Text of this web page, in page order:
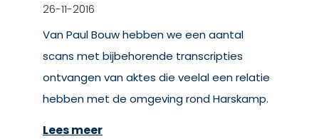
26-11-2016
Van Paul Bouw hebben we een aantal
scans met bijbehorende transcripties
ontvangen van aktes die veelal een relatie
hebben met de omgeving rond Harskamp.
Lees meer